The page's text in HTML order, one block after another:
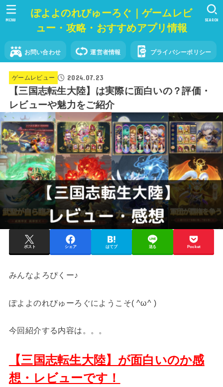
ぽよよのれびゅーろぐ｜ゲームレビ
ュー・攻略・おすすめアプリ情報
お問い合わせ 運営者情報 プライバシーポリシー
SEARCH
MENU
ゲームレビュー 2024.07.23
【三国志転生大陸】は実際に面白いの？評価・
レビューや魅力をご紹介
ポスト シェア はてブ 送る Pocket
みんなよろぴくー♪
ぽよよのれびゅーろぐにようこそ( ^ω^ )
今回紹介する内容は。。。
【三国志転生大陸】が面白いのか感
想・レビューです！